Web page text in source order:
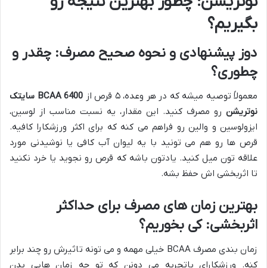
بگیریم؟
دوز پیشنهادی و نحوه صحیح مصرف: چقدر و
چطوری؟
معمولاً توصیه میشه که در هر وعده، ۵ قرص از
BCAA 6400 سایتک
نوتریشن رو مصرف کنید. این مقدار، یه نسبت مناسب از لوسین،
ایزولوسین و والین رو فراهم می کنه که برای اکثر ورزشکارا کافیه.
قرص ها رو هم می تونید با یه لیوان آب کافی یا نوشیدنی مورد
علاقه تون میل کنید. یادتون باشه که قرص رو نجوید یا خرد نکنید
تا اثربخشی اش حفظ بشه.
بهترین زمان های مصرف برای حداکثر
اثربخشی: کی بخوریم؟
زمان بندی مصرف BCAA خیلی مهمه و می تونه تاثیرش رو چند برابر
کنه. ورزشکارای باتجربه می دونن که تو چه زمان هایی بدن